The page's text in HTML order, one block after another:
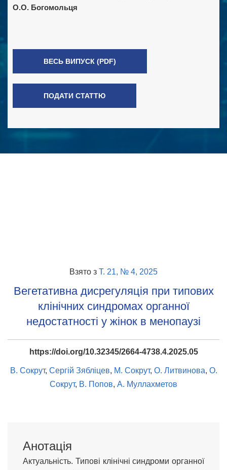
О.О. Богомольця
ВЕСЬ ВИПУСК (PDF)
ПОДАТИ СТАТТЮ
Взято з Т. 21, № 4, 2025
Вегетативна дисрегуляція при типових
клінічних синдромах органної
недостатності у жінок в менопаузі
https://doi.org/10.32345/2664-4738.4.2025.05
В. Сокрут, Сергій Зябліцев, М. Сокрут, О. Литвинова, О.
Сокрут, В. Попов, А. Муллахметов
Анотація
Актуальність. Типові клінічні синдроми органної